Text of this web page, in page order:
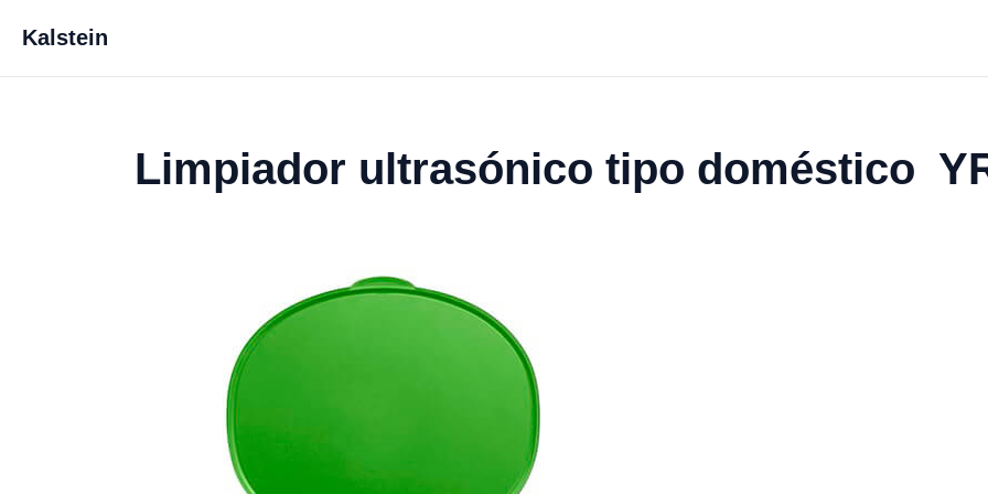
Kalstein
Limpiador ultrasónico tipo doméstico